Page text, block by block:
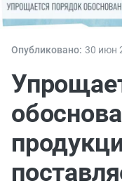
Опубликовано: 30 июн